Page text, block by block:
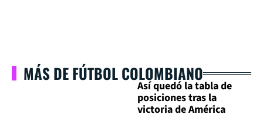
MÁS DE FÚTBOL COLOMBIANO
Así quedó la tabla de
posiciones tras la
victoria de América